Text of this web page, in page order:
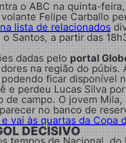
o ABC na quinta-
Felipe Carballo
na lista de relacionados
Santos, a partir das
dadas peloportal
na região do
ficar disponível
e perdeu Lucas Silva
de campo. O jovem
no banco de
vai às quartas da Copa
DECISIVO